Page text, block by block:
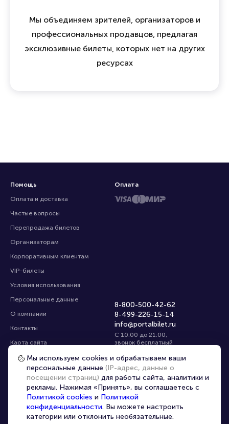
Мы объединяем зрителей, организаторов и
профессиональных продавцов, предлагая
эксклюзивные билеты, которых нет на других
ресурсах
Помощь
Оплата и доставка
Частые вопросы
Перепродажа билетов
Организаторам
Корпоративным клиентам
VIP-билеты
Условия использования
Персональные данные
О компании
Контакты
Карта сайта
Управление cookies
8-800-500-42-62
8-499-226-15-14
info@portalbilet.ru
С 10:00 до 21:00,
звонок бесплатный
Все площадки
Оплата
Главная | Ростов-на-Дону
Мы используем cookies и обрабатываем ваши
персональные данные (IP-адрес, данные о
посещении страниц) для работы сайта, аналитики и
рекламы. Нажимая «Принять», вы соглашаетесь с
Политикой cookies и Политикой
конфиденциальности. Вы можете настроить
категории или отклонить необязательные.